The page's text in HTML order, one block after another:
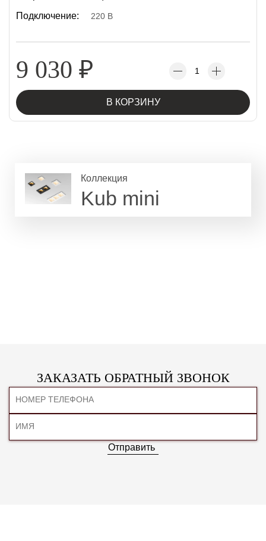
Подключение: 220 В
9 030 ₽
В КОРЗИНУ
Коллекция
Kub mini
ЗАКАЗАТЬ ОБРАТНЫЙ ЗВОНОК
Отправить